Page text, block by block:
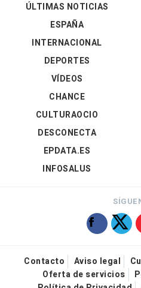
ÚLTIMAS NOTICIAS
ESPAÑA
INTERNACIONAL
DEPORTES
VÍDEOS
CHANCE
CULTURAOCIO
DESCONECTA
EPDATA.ES
INFOSALUS
Contacto Aviso legal
Oferta de servicios